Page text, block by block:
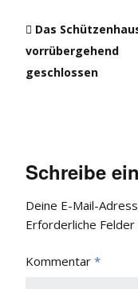
Das
vorrübergehend
geschlossen
Schreibe
Deine E-Mail-
Erforderliche
Kommentar *